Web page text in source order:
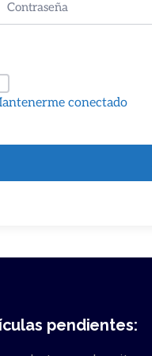
conectado
pendientes: